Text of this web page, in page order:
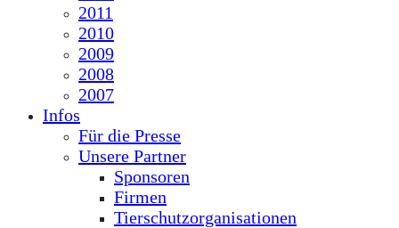
2011
2010
2009
2008
2007
Infos
Für die Presse
Unsere Partner
Sponsoren
Firmen
Tierschutzorganisationen